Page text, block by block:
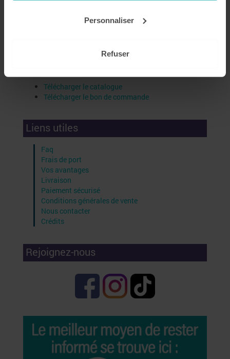
Personnaliser
Refuser
Télécharger le catalogue
Télécharger le bon de commande
Liens utiles
Faq
Frais de port
Vos avantages
Livraison
Paiement sécurisé
Conditions générales de vente
Nous contacter
Crédits
Rejoignez-nous